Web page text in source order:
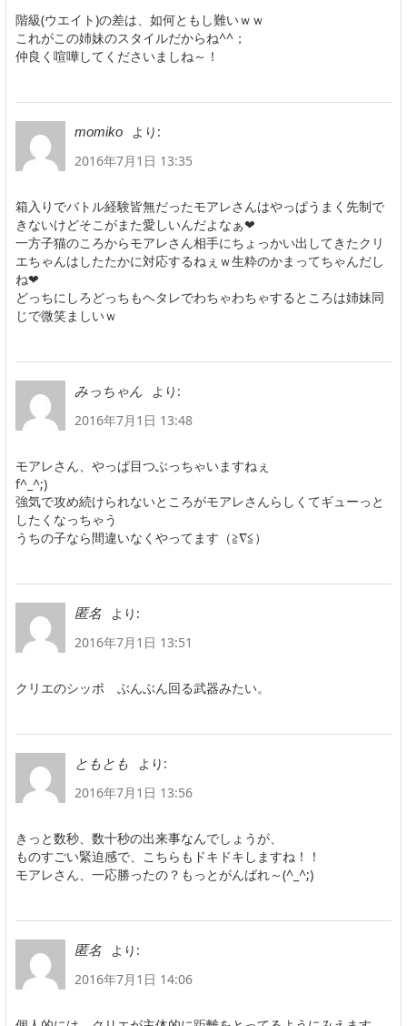
階級(ウエイト)の差は、如何ともし難いｗｗ
これがこの姉妹のスタイルだからね^^；
仲良く喧嘩してくださいましね～！
momiko
より:
2016年7月1日 13:35
箱入りでバトル経験皆無だったモアレさんはやっぱうまく先制で
きないけどそこがまた愛しいんだよなぁ❤
一方子猫のころからモアレさん相手にちょっかい出してきたクリ
エちゃんはしたたかに対応するねぇｗ生粋のかまってちゃんだし
ね❤
どっちにしろどっちもヘタレでわちゃわちゃするところは姉妹同
じで微笑ましいｗ
みっちゃん
より:
2016年7月1日 13:48
モアレさん、やっぱ目つぶっちゃいますねぇ
f^_^;)
強気で攻め続けられないところがモアレさんらしくてギューっと
したくなっちゃう
うちの子なら間違いなくやってます（≧∇≦）
匿名
より:
2016年7月1日 13:51
クリエのシッポ ぶんぶん回る武器みたい。
ともとも
より:
2016年7月1日 13:56
きっと数秒、数十秒の出来事なんでしょうが、
ものすごい緊迫感で、こちらもドキドキしますね！！
モアレさん、一応勝ったの？もっとがんばれ～(^_^;)
匿名
より:
2016年7月1日 14:06